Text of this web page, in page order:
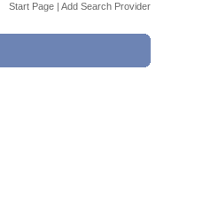
Start Page | Add Search Provider